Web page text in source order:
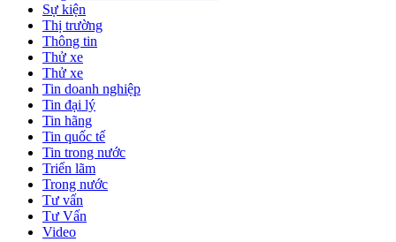
Sự kiện
Thị trường
Thông tin
Thử xe
Thử xe
Tin doanh nghiệp
Tin đại lý
Tin hãng
Tin quốc tế
Tin trong nước
Triển lãm
Trong nước
Tư vấn
Tư Vấn
Video